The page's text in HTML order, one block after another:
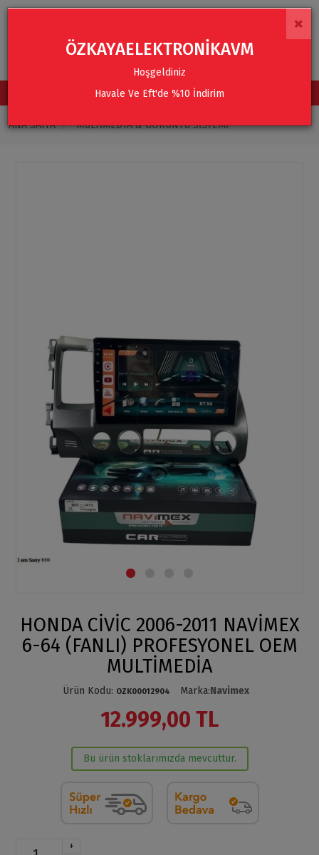
TÜM KATEGORİLER
ANA SAYFA MULTIMEDYA & GÖRÜNTÜ SISTEMI
HONDA CİVİC 2006-2011 NAVİMEX
6-64 (FANLI) PROFESYONEL OEM
MULTİMEDİA
Ürün Kodu: OZK00012904 Marka:Navimex
12.999,00 TL
Bu ürün stoklarımızda mevcuttur.
+
×
ÖZKAYAELEKTRONİKAVM
Hoşgeldiniz
Havale Ve Eft'de %10 İndirim